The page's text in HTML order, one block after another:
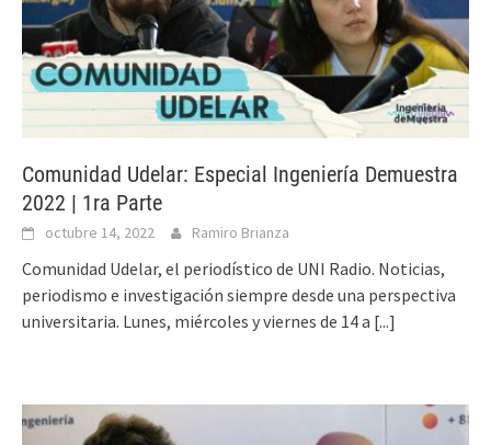
Comunidad Udelar: Especial Ingeniería Demuestra
2022 | 1ra Parte
octubre 14, 2022 Ramiro Brianza
Comunidad Udelar, el periodístico de UNI Radio. Noticias,
periodismo e investigación siempre desde una perspectiva
universitaria. Lunes, miércoles y viernes de 14 a [...]